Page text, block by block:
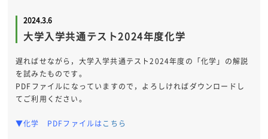
2024.3.6
大学入学共通テスト2024年度化学
遅ればせながら，大学入学共通テスト2024年度の「化学」の解説
を試みたものです。
PDFファイルになっていますので，よろしければダウンロードし
てご利用ください。
▼化学 PDFファイルはこちら